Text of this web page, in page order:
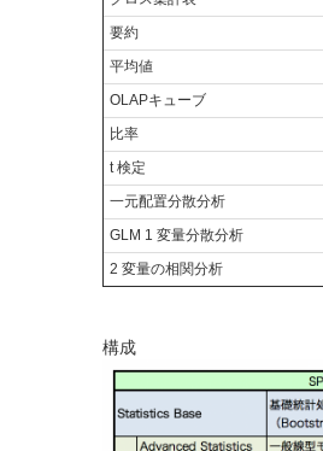
要約
平均値
OLAPキューブ
比率
t 検定
一元配置分散分析
GLM 1 変量分散分析
2 変量の相関分析
構成